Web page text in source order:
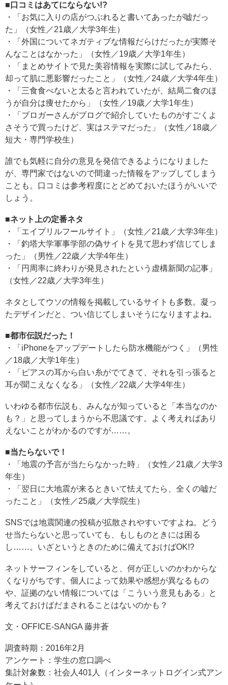
■口コミはあてにならない!?
・「お気に入りの店がつぶれると書いてあったが嘘だっ
た」（女性／21歳／大学3年生）
・「外国についてネガティブな情報だらけだったが実際そ
んなことはなかった」（女性／19歳／大学1年生）
・「まとめサイトで見た美容情報を実際に試してみたら、
却って肌に悪影響だったこと」（女性／24歳／大学4年生）
・「三食食べないと太ると言われていたが、結局二食のほ
うが自分は痩せたから」（女性／19歳／大学1年生）
・「ブロガーさんがブログで紹介していたものがすごくよ
さそうで買ったけど、実はステマだった」（女性／18歳／
短大・専門学校生）
誰でも気軽に自分の意見を発信できるようになりました
が、専門家ではないので間違った情報をアップしてしまう
ことも。口コミは参考程度にとどめておいたほうがいいで
しょう。
■ネット上の定番ネタ
・「エイプリルフールサイト」（女性／21歳／大学3年生）
・「釣塔大学軍事学部の偽サイトを見て思わず信じてしま
った」（男性／22歳／大学4年生）
・「円周率に終わりが発見されたという虚構新聞の記事」
（女性／22歳／大学3年生）
ネタとしてウソの情報を掲載しているサイトも多数。凝っ
たデザインだと、つい信じてしまいそうになりますよね。
■都市伝説だった！
・「iPhoneをアップデートしたら防水機能がつく」（男性
／18歳／大学1年生）
・「ピアスの耳から白い糸がでてきて、それを引っ張ると
耳が聞こえなくなる」（女性／22歳／大学4年生）
いわゆる都市伝説も、みんなが知っていると「本当なのか
も？」と思ってしまうから不思議です。よく考えればあり
えないことがわかるのですが……。
■当たらないで！
・「地震の予言が当たらなかった時」（女性／21歳／大学3
年生）
・「翌日に大地震が来るときいて怯えてたら、全くの嘘だ
ったこと」（女性／25歳／大学院生）
SNSでは地震関連の投稿が拡散されやすいですよね。どう
せ当たらないと思っていても、もしものときには困る
し……。いざというときのために備えておけばOK!?
ネットサーフィンをしていると、何が正しいのかわからな
くなりがちです。個人によって効果や感想が異なるもの
や、証拠のない情報については「こういう意見もある」と
考えておけばだまされることはないのかも？
文・OFFICE-SANGA 藤井蒼
調査時期：2016年2月
アンケート：学生の窓口調べ
集計対象数：社会人401人（インターネットログイン式アン